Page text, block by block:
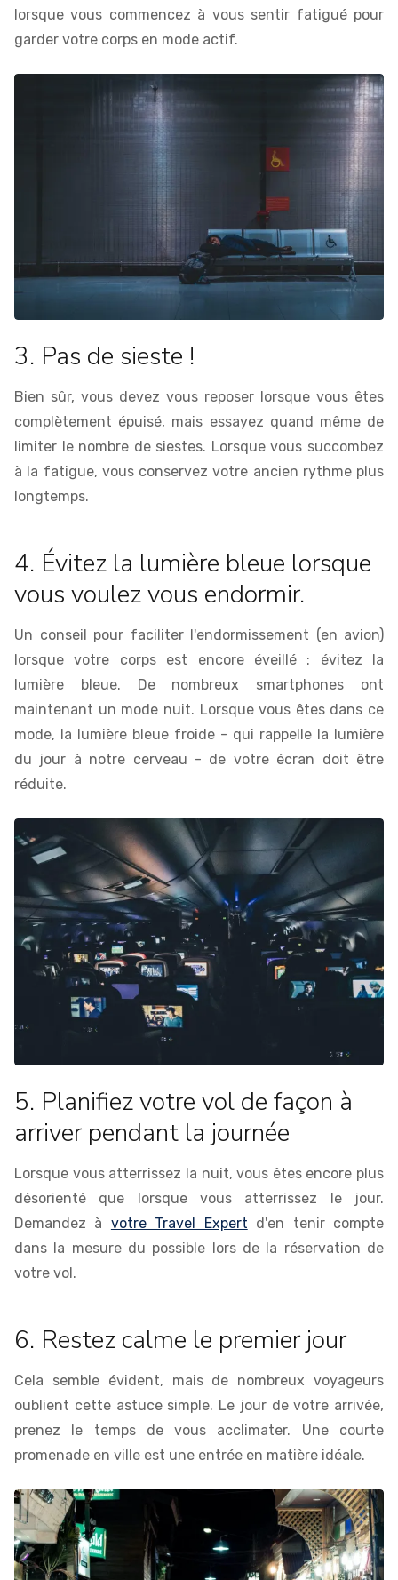
lorsque vous commencez à vous sentir fatigué pour
garder votre corps en mode actif.
3. Pas de sieste !
Bien sûr, vous devez vous reposer lorsque vous êtes
complètement épuisé, mais essayez quand même de
limiter le nombre de siestes. Lorsque vous succombez
à la fatigue, vous conservez votre ancien rythme plus
longtemps.
4. Évitez la lumière bleue lorsque
vous voulez vous endormir.
Un conseil pour faciliter l'endormissement (en avion)
lorsque votre corps est encore éveillé : évitez la
lumière bleue. De nombreux smartphones ont
maintenant un mode nuit. Lorsque vous êtes dans ce
mode, la lumière bleue froide - qui rappelle la lumière
du jour à notre cerveau - de votre écran doit être
réduite.
5. Planifiez votre vol de façon à
arriver pendant la journée
Lorsque vous atterrissez la nuit, vous êtes encore plus
désorienté que lorsque vous atterrissez le jour.
Demandez à votre Travel Expert d'en tenir compte
dans la mesure du possible lors de la réservation de
votre vol.
6. Restez calme le premier jour
Cela semble évident, mais de nombreux voyageurs
oublient cette astuce simple. Le jour de votre arrivée,
prenez le temps de vous acclimater. Une courte
promenade en ville est une entrée en matière idéale.